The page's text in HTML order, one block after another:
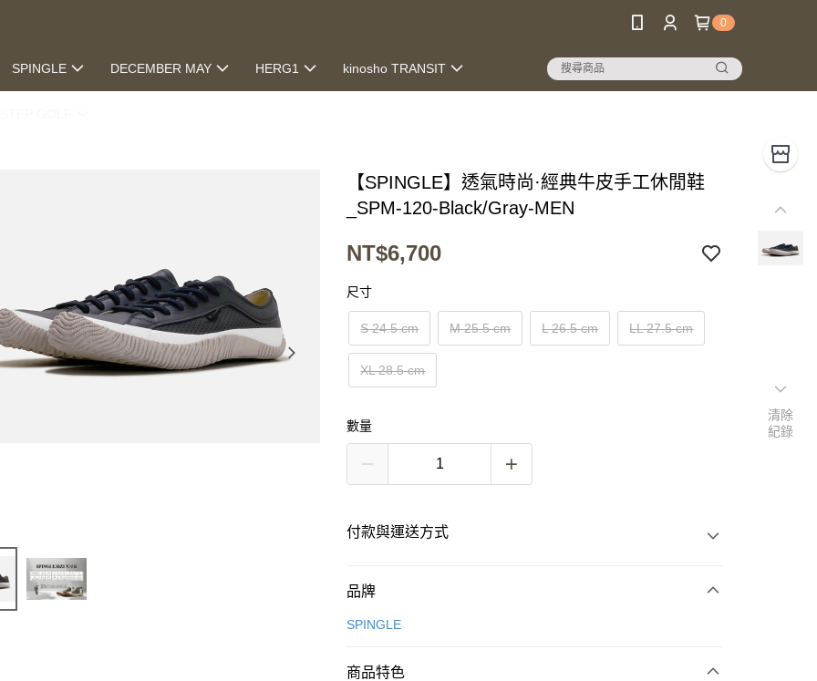
0
SPINGLE DECEMBER MAY HERG1 kinosho TRANSIT
【SPINGLE】透氣時尚·經典牛皮手工休閒鞋
_SPM-120-Black/Gray-MEN
NT$6,700
尺寸
S 24.5 cm M 25.5 cm L 26.5 cm LL 27.5 cm
XL 28.5 cm
數量
付款與運送方式
付款方式
信用卡一次付款
品牌
SPINGLE
商品特色
清除
紀錄